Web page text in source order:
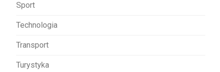
Sport
Technologia
Transport
Turystyka